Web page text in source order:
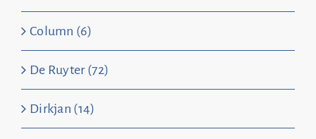
Column (6)
De Ruyter (72)
Dirkjan (14)